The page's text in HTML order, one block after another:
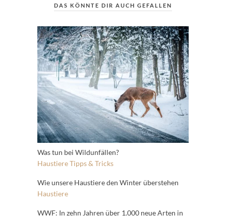
DAS KÖNNTE DIR AUCH GEFALLEN
Was tun bei Wildunfällen?
HaustiereTipps & Tricks
Wie unsere Haustiere den Winter überstehen
Haustiere
WWF: In zehn Jahren über 1.000 neue Arten in